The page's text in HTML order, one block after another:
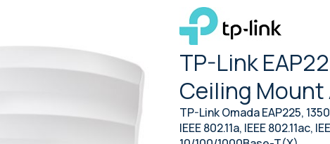
TP-Link
Ceiling Mount
TP-Link Omada EAP225,
IEEE 802.11a, IEEE 802.11ac,